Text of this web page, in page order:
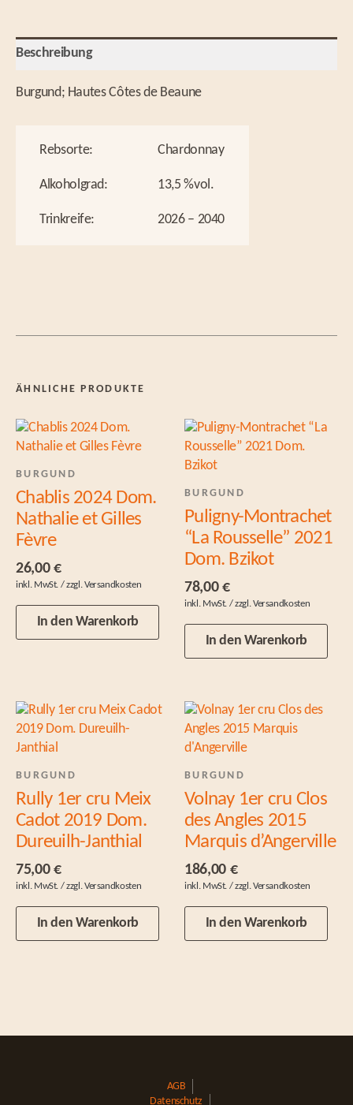
Beschreibung
Burgund; Hautes Côtes de Beaune
Rebsorte: Chardonnay
Alkoholgrad: 13,5 %vol.
Trinkreife: 2026 – 2040
ÄHNLICHE PRODUKTE
BURGUND
Chablis 2024 Dom.
Nathalie et Gilles
Fèvre
26,00 €
In den Warenkorb
BURGUND
Puligny-Montrachet
“La Rousselle” 2021
Dom. Bzikot
78,00 €
In den Warenkorb
BURGUND
Rully 1er cru Meix
Cadot 2019 Dom.
Dureuilh-Janthial
75,00 €
In den Warenkorb
BURGUND
Volnay 1er cru Clos
des Angles 2015
Marquis d’Angerville
186,00 €
In den Warenkorb
AGB
Datenschutz